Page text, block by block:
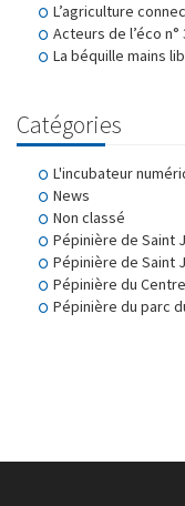
L’agriculture
Acteurs de l’éco n°
La béquille mains
Catégories
L'incubateur
News
Non classé
Pépinière de Saint
Pépinière de Saint
Pépinière du
Pépinière du parc